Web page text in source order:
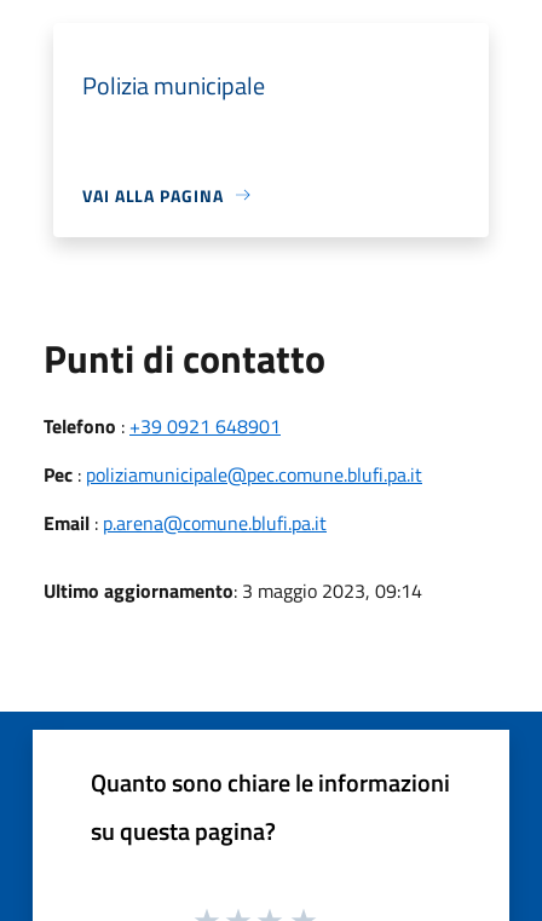
Polizia municipale
VAI ALLA PAGINA
Punti di contatto
Telefono : +39 0921 648901
Pec : poliziamunicipale@pec.comune.blufi.pa.it
Email : p.arena@comune.blufi.pa.it
Ultimo aggiornamento: 3 maggio 2023, 09:14
Quanto sono chiare le informazioni
su questa pagina?